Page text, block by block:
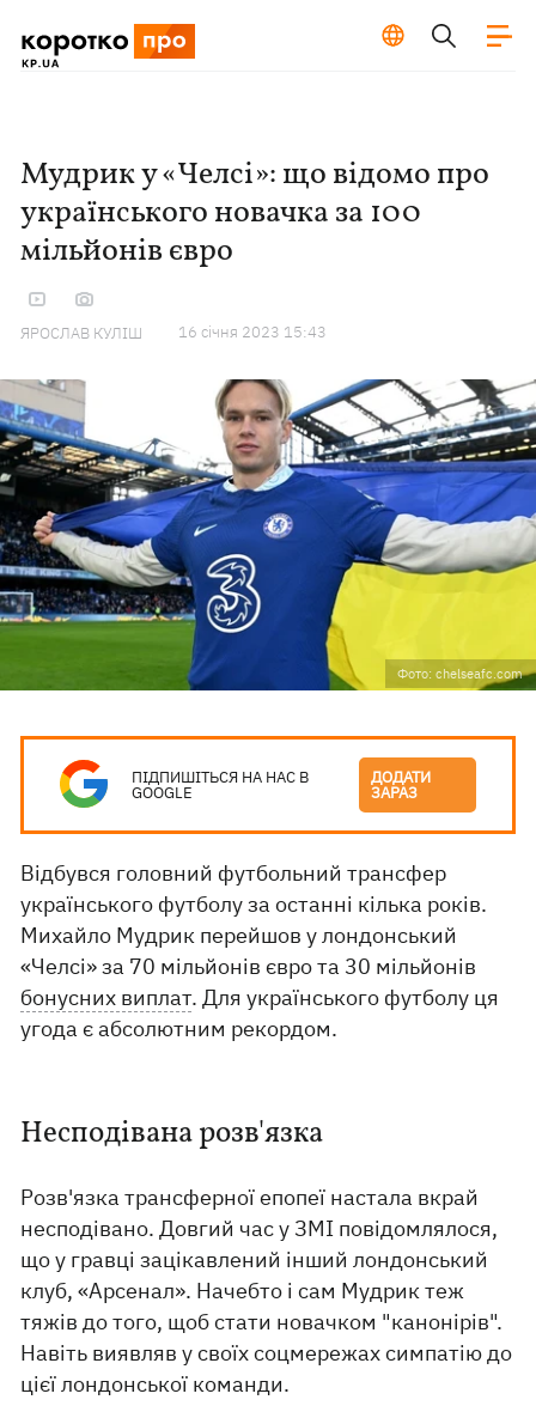
Мудрик у «Челсі»: що відомо про
українського новачка за 100
мільйонів євро
ЯРОСЛАВ КУЛІШ 16 сiчня 2023 15:43
Фото: chelseafc.com
ПІДПИШІТЬСЯ НА НАС В
GOOGLE
ДОДАТИ
ЗАРАЗ
Відбувся головний футбольний трансфер
українського футболу за останні кілька років.
Михайло Мудрик перейшов у лондонський
«Челсі» за 70 мільйонів євро та 30 мільйонів
бонусних виплат. Для українського футболу ця
угода є абсолютним рекордом.
Несподівана розв'язка
Розв'язка трансферної епопеї настала вкрай
несподівано. Довгий час у ЗМІ повідомлялося,
що у гравці зацікавлений інший лондонський
клуб, «Арсенал». Начебто і сам Мудрик теж
тяжів до того, щоб стати новачком "канонірів".
Навіть виявляв у своїх соцмережах симпатію до
цієї лондонської команди.